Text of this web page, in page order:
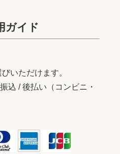
ガイド
いただけます。
込 / 後払い（コンビニ・